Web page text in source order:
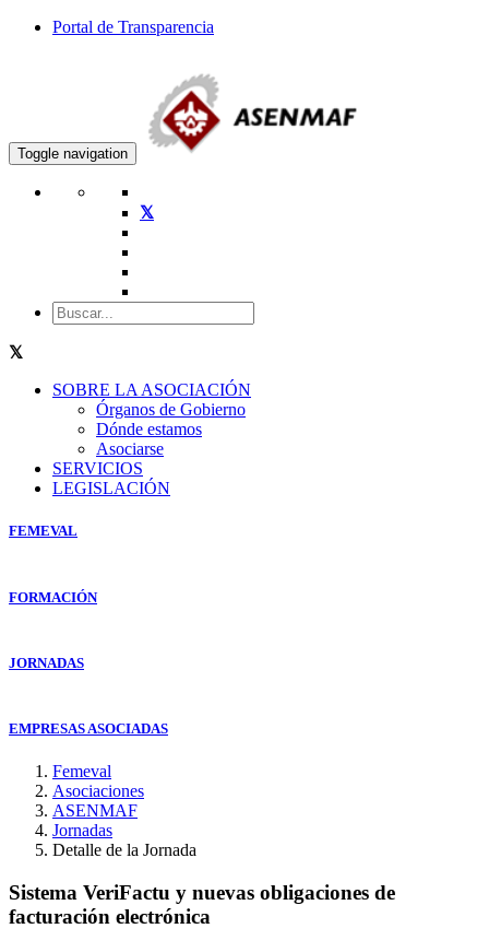
Portal de Transparencia
Toggle navigation
SOBRE LA ASOCIACIÓN
Órganos de Gobierno
Dónde estamos
Asociarse
SERVICIOS
LEGISLACIÓN
FEMEVAL
FORMACIÓN
JORNADAS
EMPRESAS ASOCIADAS
Femeval
Asociaciones
ASENMAF
Jornadas
Detalle de la Jornada
Sistema VeriFactu y nuevas obligaciones de
facturación electrónica